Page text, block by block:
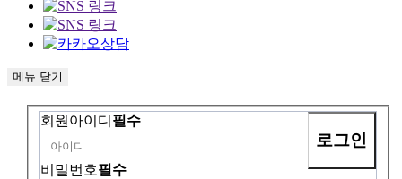
메뉴 닫기
회원아이디 필수
비밀번호필수